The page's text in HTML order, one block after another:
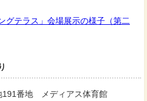
グテラス」会場展示の様子（第二
番地 メディアス体育館